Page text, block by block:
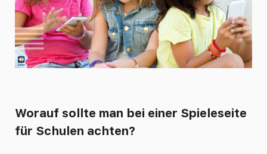
Worauf sollte man bei einer Spieleseite
für Schulen achten?